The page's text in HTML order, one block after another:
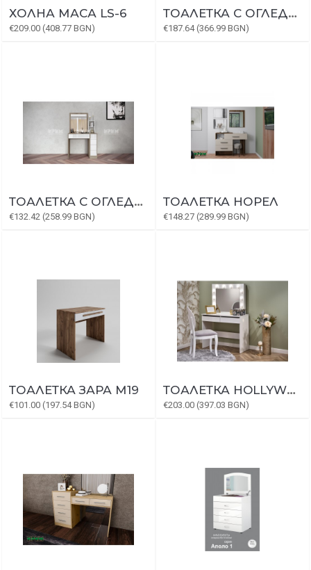
ХОЛНА МАСА LS-6
€209.00 (408.77 BGN)
ТОАЛЕТКА С ОГЛЕДАЛО ШАТО
€187.64 (366.99 BGN)
ТОАЛЕТКА С ОГЛЕДАЛО СИТИ 3053
€132.42 (258.99 BGN)
ТОАЛЕТКА НОРЕЛ
€148.27 (289.99 BGN)
ТОАЛЕТКА ЗАРА М19
€101.00 (197.54 BGN)
ТОАЛЕТКА HOLLYWOOD
€203.00 (397.03 BGN)